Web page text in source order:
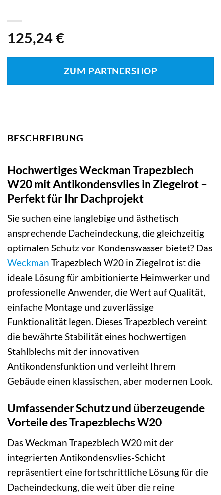
125,24€
ZUM PARTNERSHOP
BESCHREIBUNG
Hochwertiges Weckman Trapezblech
W20 mit Antikondensvlies in Ziegelrot –
Perfekt für Ihr Dachprojekt
Sie suchen eine langlebige und ästhetisch
ansprechende Dacheindeckung, die gleichzeitig
optimalen Schutz vor Kondenswasser bietet? Das
Weckman Trapezblech W20 in Ziegelrot ist die
ideale Lösung für ambitionierte Heimwerker und
professionelle Anwender, die Wert auf Qualität,
einfache Montage und zuverlässige
Funktionalität legen. Dieses Trapezblech vereint
die bewährte Stabilität eines hochwertigen
Stahlblechs mit der innovativen
Antikondensfunktion und verleiht Ihrem
Gebäude einen klassischen, aber modernen Look.
Umfassender Schutz und überzeugende
Vorteile des Trapezblechs W20
Das Weckman Trapezblech W20 mit der
integrierten Antikondensvlies-Schicht
repräsentiert eine fortschrittliche Lösung für die
Dacheindeckung, die weit über die reine